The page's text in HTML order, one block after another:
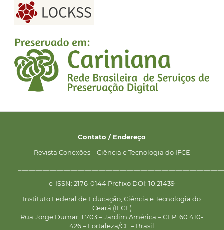
Contato / Endereço
Revista Conexões – Ciência e Tecnologia do IFCE
e-ISSN: 2176-0144 Prefixo DOI: 10.21439
Instituto Federal de Educação, Ciência e Tecnologia do
Ceará (IFCE)
Rua Jorge Dumar, 1.703 – Jardim América – CEP: 60.410-
426 – Fortaleza/CE – Brasil